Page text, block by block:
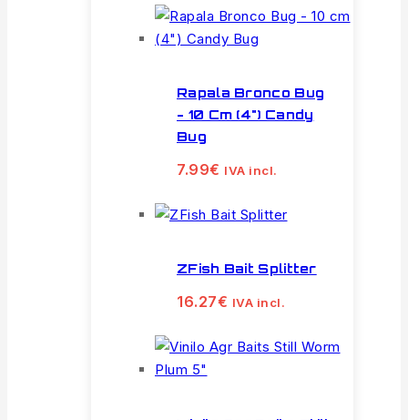
Rapala Bronco Bug
- 10 Cm (4") Candy
Bug
7.99€ IVA incl.
ZFish Bait Splitter
16.27€ IVA incl.